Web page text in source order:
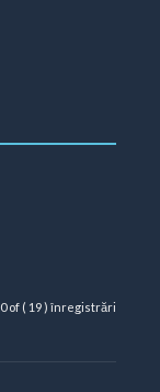
of ( 19 ) înregistrări